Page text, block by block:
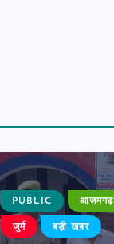
PUBLIC आजमगढ़
जुर्म बड़ी खबर